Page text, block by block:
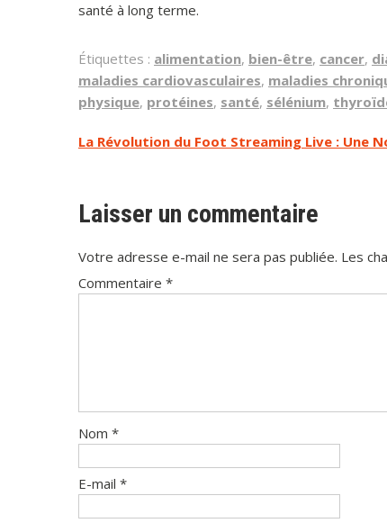
santé à long terme.
Étiquettes : alimentation, bien-être, cancer,
maladies cardiovasculaires, maladies
physique, protéines, santé, sélénium,
Navigation
l’article
La Révolution du Foot Streaming Live : Une
Laisser un commentaire
Votre adresse e-mail ne sera pas publiée. Les
Commentaire *
Nom *
E-mail *